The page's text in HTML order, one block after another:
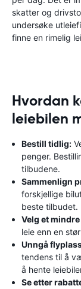
skatter og
undersøke
finne en rimelig
Hvordan
leiebilen
Bestill tidlig:
penger.
tilbudene.
Sammenlign
forskjellige
beste tilbudet.
Velg et
leie enn en
Unngå
tendens til å
å hente
Se etter